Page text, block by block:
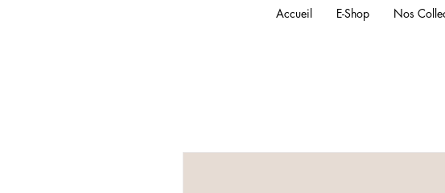
Accueil E-Shop Nos